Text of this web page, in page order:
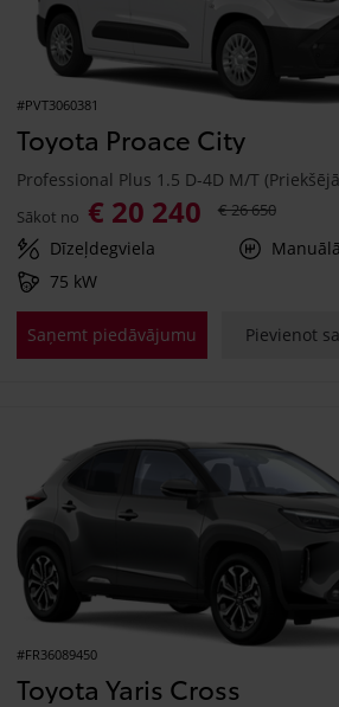
#PVT3060381
Toyota Proace City
Sākot no € 20 240 € 26 650
Dīzeļdegviela
Manuālā
75 kW
Saņemt piedāvājumu Pievienot
#FR36089450
Toyota Yaris Cross